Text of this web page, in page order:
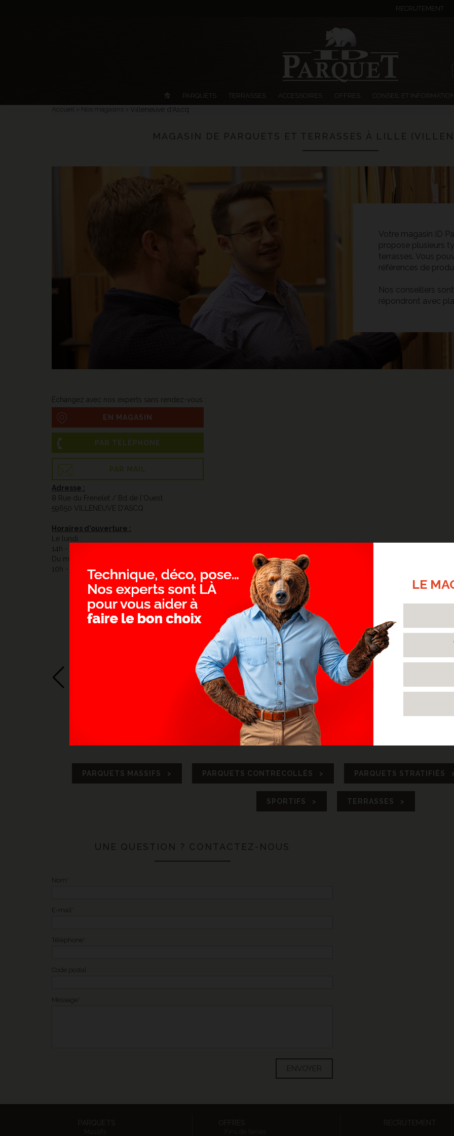
Accueil Nos magasins Villeneuve d'Ascq
MAGASIN DE PARQUETS ET TERRASSES À LILLE
Votre magasin ID
propose plusieurs
terrasses. Vous
références de
Nos conseillers
répondront avec
Échangez avec nos experts sans rendez-vous :
EN MAGASIN
PAR TÉLÉPHONE
PAR MAIL
Adresse :
8 Rue du Frenelet / Bd de l'Ouest
59650 VILLENEUVE D'ASCQ
Horaires d'ouverture :
Le lundi :
14h - 19h
Du mardi au samedi :
10h - 12h / 14h - 19h
DÉCOUVRIR NOS RÉALISATIONS
MASSIF VIEILLI - BATON ROMPU
AVEC CEINTURE - LA GORGUE
PARQUETS MASSIFS > PARQUETS CONTRECOLLÉS > PARQUETS STRATIFIÉS
SPORTIFS > TERRASSES >
UNE QUESTION ? CONTACTEZ-NOUS
Nom*
E-mail*
Téléphone*
Code postal
Message*
ENVOYER
RECRUTEMENT
PARQUETS TERRASSES ACCESSOIRES OFFRES CONSEIL ET
LE